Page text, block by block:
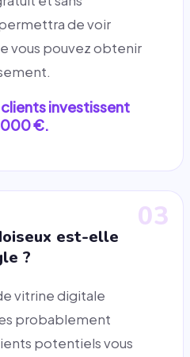
de voir
vous pouvez obtenir
investissent
000 €.
03
est-elle
?
vitrine digitale
probablement
potentiels vous